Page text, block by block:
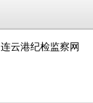
连云港纪检监察网